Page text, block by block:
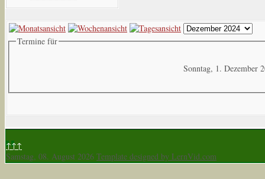
Termine für
Sonntag, 1. Dezember
↑↑↑
Samstag, 08. August 2026 Template designed by LernVid.com